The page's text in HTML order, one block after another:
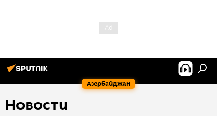
Азербайджан
Новости